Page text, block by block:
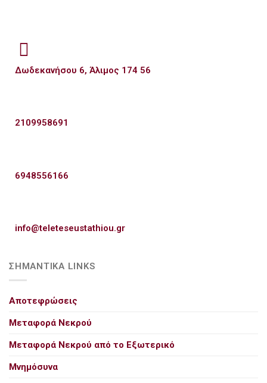
Δωδεκανήσου 6, Άλιμος 174 56
2109958691
6948556166
info@teleteseustathiou.gr
ΣΗΜΑΝΤΙΚΑ LINKS
Αποτεφρώσεις
Μεταφορά Νεκρού
Μεταφορά Νεκρού από το Εξωτερικό
Μνημόσυνα